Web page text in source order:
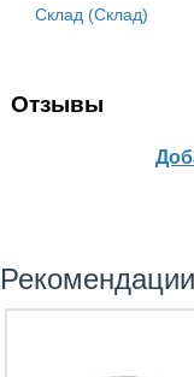
Склад (Склад)
Отзывы
Рекомендации